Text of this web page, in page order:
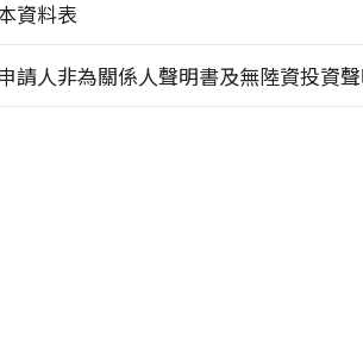
資料表
請人非為關係人聲明書及無陸資投資